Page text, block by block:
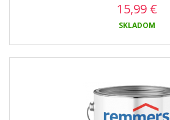
15,99 €
SKLADOM